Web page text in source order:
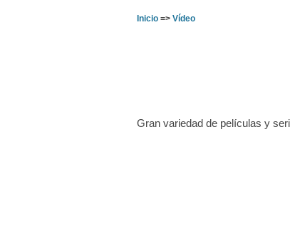
Inicio => Vídeo
Gran variedad de películas y